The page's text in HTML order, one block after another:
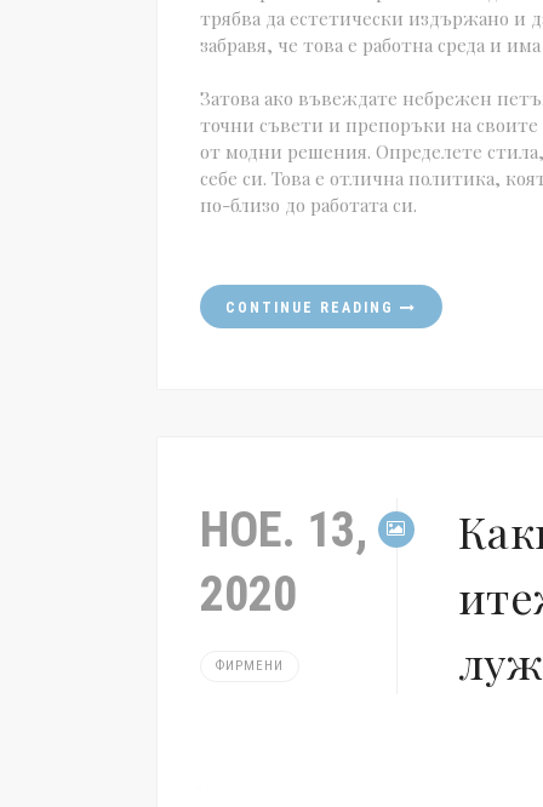
трябва да естетически издържано и
забравя, че това е работна среда и
Затова ако въвеждате небрежен
точни съвети и препоръки на
от модни решения. Определете
себе си. Това е отлична политика,
по-близо до работата си.
CONTINUE READING
НОЕ. 13,
2020
ФИРМЕНИ